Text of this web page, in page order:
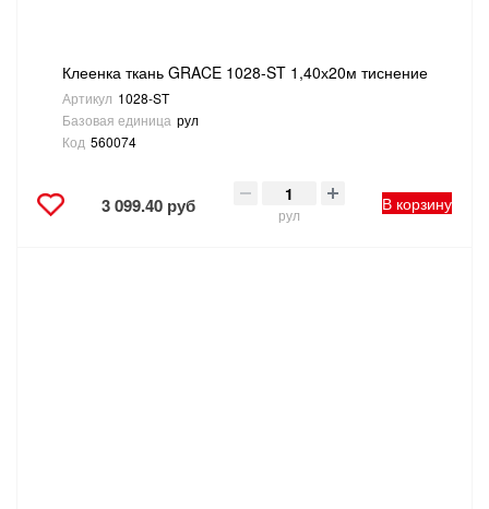
Клеенка ткань GRACE 1028-ST 1,40х20м тиснение
Артикул 1028-ST
Базовая единица рул
Код 560074
3 099.40 руб рул
В корзину